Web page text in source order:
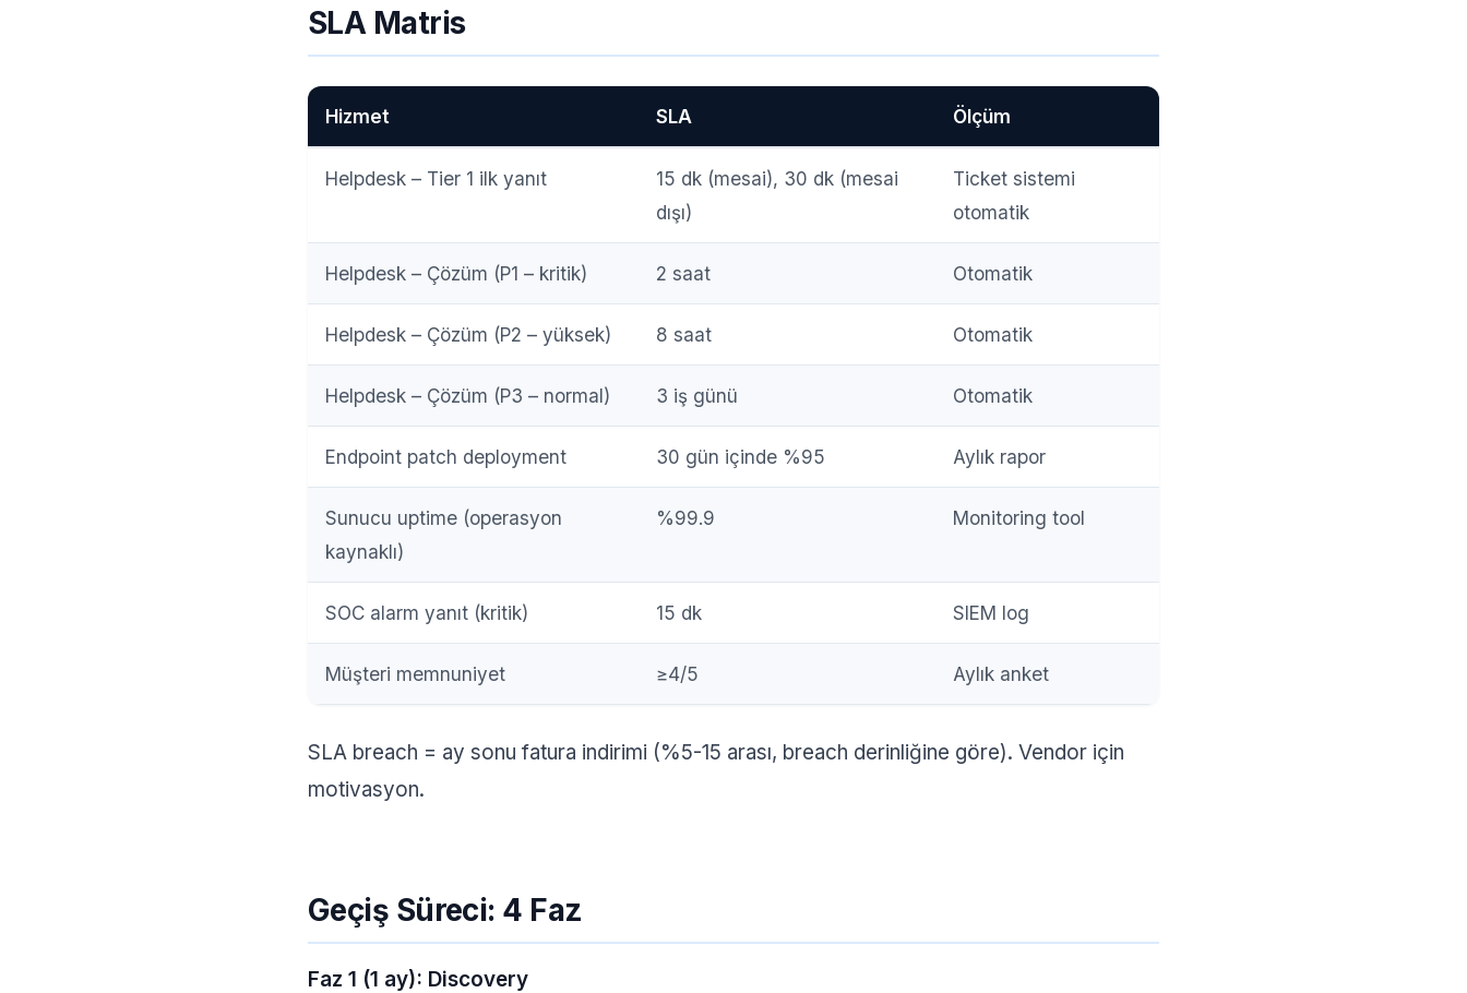
SLA Matris
Hizmet SLA Ölçüm
Helpdesk – Tier 1 ilk yanıt
15 dk (mesai), 30 dk (mesai
dışı)
Ticket sistemi
otomatik
Helpdesk – Çözüm (P1 – kritik) 2 saat Otomatik
Helpdesk – Çözüm (P2 – yüksek) 8 saat Otomatik
Helpdesk – Çözüm (P3 – normal) 3 iş günü Otomatik
Endpoint patch deployment 30 gün içinde %95 Aylık rapor
Sunucu uptime (operasyon
kaynaklı)
%99.9 Monitoring tool
SOC alarm yanıt (kritik) 15 dk SIEM log
Müşteri memnuniyet ≥4/5 Aylık anket
SLA breach = ay sonu fatura indirimi (%5-15 arası, breach derinliğine göre). Vendor için
motivasyon.
Geçiş Süreci: 4 Faz
Faz 1 (1 ay): Discovery